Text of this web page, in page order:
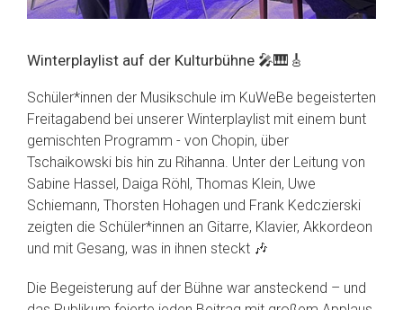
Winterplaylist auf der Kulturbühne 🎤🎹🎸
Schüler*innen der Musikschule im KuWeBe begeisterten
Freitagabend bei unserer Winterplaylist mit einem bunt
gemischten Programm - von Chopin, über
Tschaikowski bis hin zu Rihanna. Unter der Leitung von
Sabine Hassel, Daiga Röhl, Thomas Klein, Uwe
Schiemann, Thorsten Hohagen und Frank Kedczierski
zeigten die Schüler*innen an Gitarre, Klavier, Akkordeon
und mit Gesang, was in ihnen steckt 🎶
Die Begeisterung auf der Bühne war ansteckend – und